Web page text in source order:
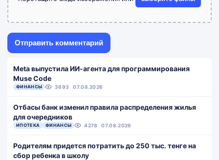
Meta выпустила ИИ-агента для программирования
Muse Code
ФИНАНСЫ 3693 07.08.2026
Отбасы банк изменил правила распределения жилья
для очередников
ИПОТЕКА ФИНАНСЫ 4278 07.08.2026
Родителям придется потратить до 250 тыс. тенге на
сбор ребенка в школу